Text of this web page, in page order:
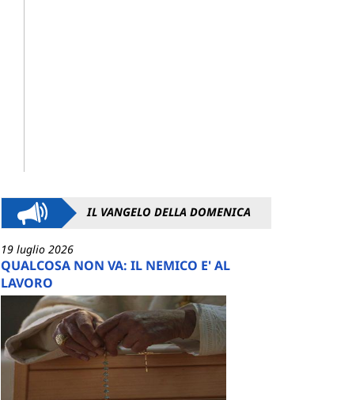
IL VANGELO DELLA DOMENICA
19 luglio 2026
QUALCOSA NON VA: IL NEMICO E' AL
LAVORO